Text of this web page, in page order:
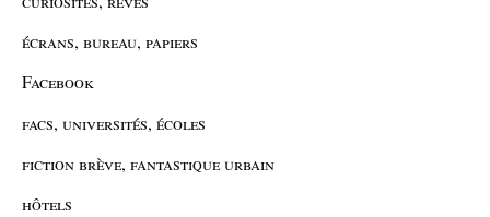
écrans, bureau, papiers
Facebook
facs, universités, écoles
fiction brève, fantastique urbain
hôtels